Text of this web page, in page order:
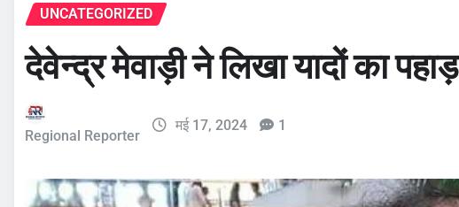
UNCATEGORIZED
देवेन्द्र मेवाड़ी ने लिखा यादों का पहाड़
Regional Reporter
मई 17, 2024 1